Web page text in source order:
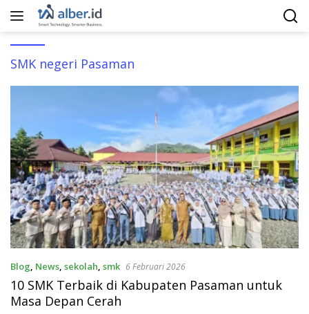
Langsung
SMK negeri Pasaman
Blog, News, sekolah, smk 6 Februari 2026
10 SMK Terbaik di Kabupaten Pasaman untuk
Masa Depan Cerah